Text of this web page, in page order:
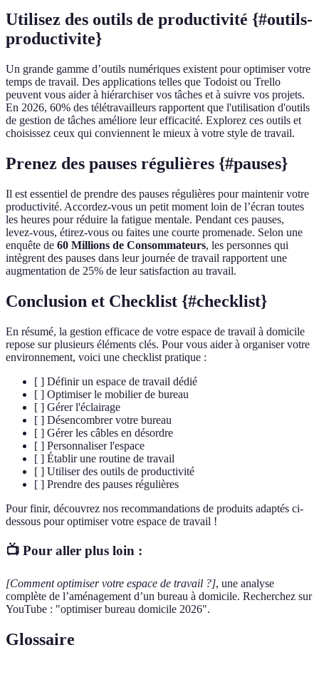
Utilisez des outils de productivité {#outils-
productivite}
Un grande gamme d’outils numériques existent pour optimiser votre
temps de travail. Des applications telles que Todoist ou Trello
peuvent vous aider à hiérarchiser vos tâches et à suivre vos projets.
En 2026, 60% des télétravailleurs rapportent que l'utilisation d'outils
de gestion de tâches améliore leur efficacité. Explorez ces outils et
choisissez ceux qui conviennent le mieux à votre style de travail.
Prenez des pauses régulières {#pauses}
Il est essentiel de prendre des pauses régulières pour maintenir votre
productivité. Accordez-vous un petit moment loin de l’écran toutes
les heures pour réduire la fatigue mentale. Pendant ces pauses,
levez-vous, étirez-vous ou faites une courte promenade. Selon une
enquête de 60 Millions de Consommateurs, les personnes qui
intègrent des pauses dans leur journée de travail rapportent une
augmentation de 25% de leur satisfaction au travail.
Conclusion et Checklist {#checklist}
En résumé, la gestion efficace de votre espace de travail à domicile
repose sur plusieurs éléments clés. Pour vous aider à organiser votre
environnement, voici une checklist pratique :
[ ] Définir un espace de travail dédié
[ ] Optimiser le mobilier de bureau
[ ] Gérer l'éclairage
[ ] Désencombrer votre bureau
[ ] Gérer les câbles en désordre
[ ] Personnaliser l'espace
[ ] Établir une routine de travail
[ ] Utiliser des outils de productivité
[ ] Prendre des pauses régulières
Pour finir, découvrez nos recommandations de produits adaptés ci-
dessous pour optimiser votre espace de travail !
📺 Pour aller plus loin :
[Comment optimiser votre espace de travail ?], une analyse
complète de l’aménagement d’un bureau à domicile. Recherchez sur
YouTube : "optimiser bureau domicile 2026".
Glossaire